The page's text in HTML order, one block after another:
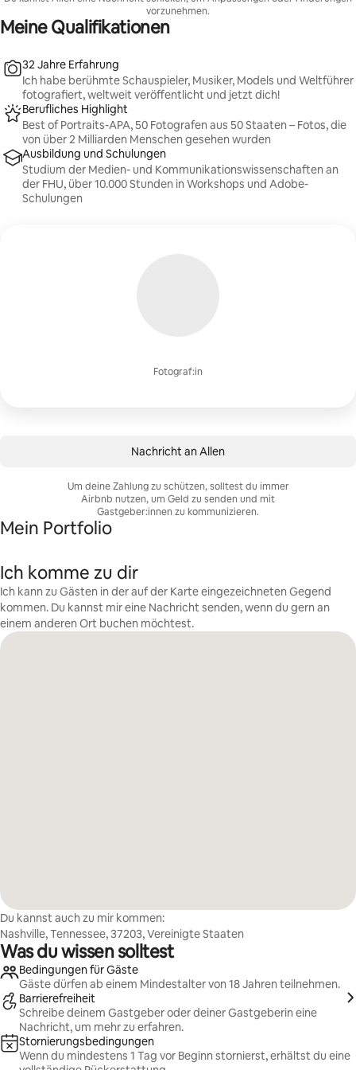
Schauspieler:innen, Musiker:innen oder Weltführern
zusammengearbeitet hat. Dies ist ein exklusives
Erlebnis, das nur auf dieser Investitionsebene
vorzunehmen.
Meine Qualifikationen
Fotograf:in
32 Jahre Erfahrung
Ich habe berühmte Schauspieler, Musiker, Models und Weltführer
fotografiert, weltweit veröffentlicht und jetzt dich!
Berufliches Highlight
Best of Portraits-APA, 50 Fotografen aus 50 Staaten – Fotos, die
von über 2 Milliarden Menschen gesehen wurden
Ausbildung und Schulungen
Studium der Medien- und Kommunikationswissenschaften an
der FHU, über 10.000 Stunden in Workshops und Adobe-
Schulungen
Nachricht an Allen
Um deine Zahlung zu schützen, solltest du immer
Airbnb nutzen, um Geld zu senden und mit
Gastgeber:innen zu kommunizieren.
Mein Portfolio
Ich komme zu dir
Ich kann zu Gästen in der auf der Karte eingezeichneten Gegend
kommen. Du kannst mir eine Nachricht senden, wenn du gern an
einem anderen Ort buchen möchtest.
Du kannst auch zu mir kommen:
Nashville, Tennessee, 37203, Vereinigte Staaten
Was du wissen solltest
Bedingungen für Gäste
Gäste dürfen ab einem Mindestalter von 18 Jahren teilnehmen.
Barrierefreiheit
Schreibe deinem Gastgeber oder deiner Gastgeberin eine
Nachricht, um mehr zu erfahren.
Stornierungsbedingungen
Wenn du mindestens 1 Tag vor Beginn stornierst, erhältst du eine